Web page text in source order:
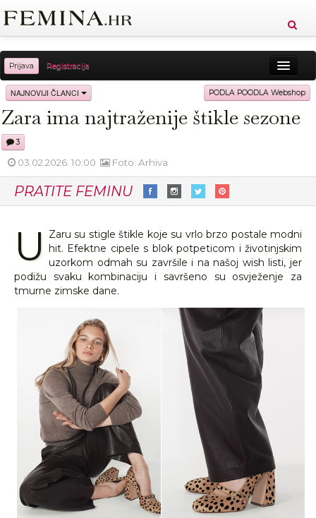
Prijava Registracija
Sreća Zdravlje Vitkost
Moda Ljubav Relax Putovanja Recepti
NAJNOVIJI ČLANCI PODLA POODLA Webshop
Zara ima najtraženije štikle sezone
3
03.02.2026. 10:00 Foto: Arhiva
PRATITE FEMINU
U Zaru su stigle štikle koje su vrlo brzo postale modni
hit. Efektne cipele s blok potpeticom i životinjskim
uzorkom odmah su završile i na našoj wish listi, jer
podižu svaku kombinaciju i savršeno su osvježenje za
tmurne zimske dane.